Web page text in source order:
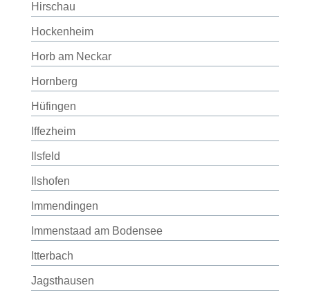
Hirschau
Hockenheim
Horb am Neckar
Hornberg
Hüfingen
Iffezheim
Ilsfeld
Ilshofen
Immendingen
Immenstaad am Bodensee
Itterbach
Jagsthausen